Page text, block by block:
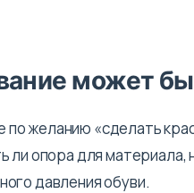
может
желанию «сделать
ли опора для материала,
давления обуви.